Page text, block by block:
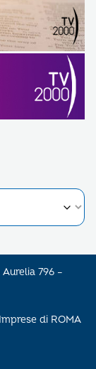
Aurelia 796 –
di ROMA